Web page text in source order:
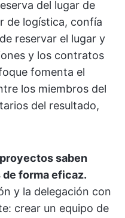
del lugar de
de logística, confía
reservar el lugar y
y los contratos
fomenta el
los miembros del
del resultado,
saben
forma eficaz.
y la delegación con
crear un equipo de